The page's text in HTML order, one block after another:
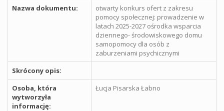
Nazwa dokumentu:
otwarty konkurs ofert z zakresu
pomocy społecznej: prowadzenie w
latach 2025-2027 ośrodka wsparcia
dziennego- środowiskowego domu
samopomocy dla osób z
zaburzeniami psychicznymi
Skrócony opis:
Osoba, która
wytworzyła
informację:
Łucja Pisarska Łabno